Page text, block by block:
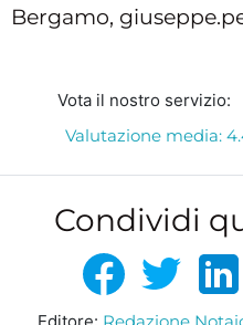
Bergamo,
Vota il nostro servizio:
Valutazione media:
Condividi
Editore: Redazione